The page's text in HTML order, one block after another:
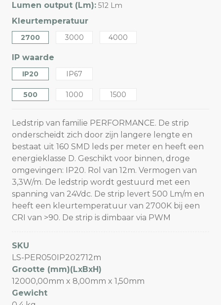
Lumen output (Lm): 512 Lm
Kleurtemperatuur
2700 3000 4000
IP waarde
IP20 IP67
500 1000 1500
Ledstrip van familie PERFORMANCE. De strip
onderscheidt zich door zijn langere lengte en
bestaat uit 160 SMD leds per meter en heeft een
energieklasse D. Geschikt voor binnen, droge
omgevingen: IP20. Rol van 12m. Vermogen van
3,3W/m. De ledstrip wordt gestuurd met een
spanning van 24Vdc. De strip levert 500 Lm/m en
heeft een kleurtemperatuur van 2700K bij een
CRI van >90. De strip is dimbaar via PWM
SKU
LS-PER050IP202712m
Grootte (mm)(LxBxH)
12000,00mm x 8,00mm x 1,50mm
Gewicht